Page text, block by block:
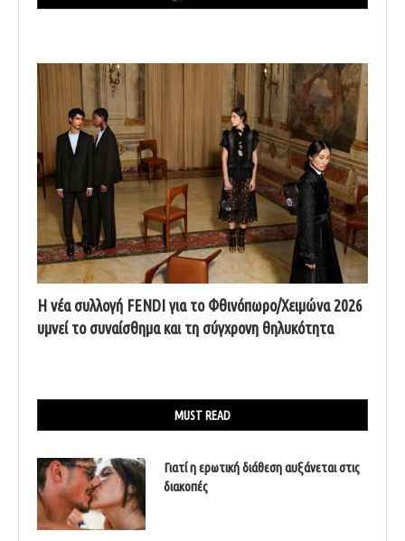
Η νέα συλλογή FENDI για το Φθινόπωρο/Χειμώνα 2026
υμνεί το συναίσθημα και τη σύγχρονη θηλυκότητα
MUST READ
Γιατί η ερωτική διάθεση αυξάνεται στις
διακοπές